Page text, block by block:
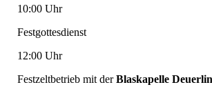
10:00 Uhr
Festgottesdienst
12:00 Uhr
Festzeltbetrieb mit derBlaskapelle